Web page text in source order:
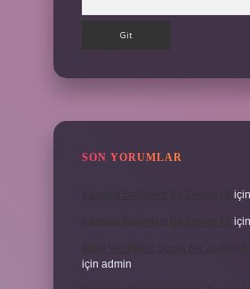
SON YORUMLAR
için
için
için admin